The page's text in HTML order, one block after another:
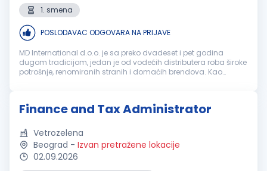
1. smena
POSLODAVAC ODGOVARA NA PRIJAVE
MD International d.o.o. je sa preko dvadeset i pet godina
dugom tradicijom, jedan je od vodećih distributera roba široke
potrošnje, renomiranih stranih i domaćih brendova. Kao
Finance and Tax Administrator
Vetrozelena
Beograd - Izvan pretražene lokacije
02.09.2026